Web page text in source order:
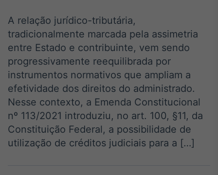
Broadcast
Político
Os bastidores da
política em tempo
Broadcast
Energia
A relação jurídico-tributária,
tradicionalmente marcada pela assimetria
entre Estado e contribuinte, vem sendo
progressivamente reequilibrada por
instrumentos normativos que ampliam a
efetividade dos direitos do administrado.
Nesse contexto, a Emenda Constitucional
nº 113/2021 introduziu, no art. 100, §11, da
Constituição Federal, a possibilidade de
utilização de créditos judiciais para a […]